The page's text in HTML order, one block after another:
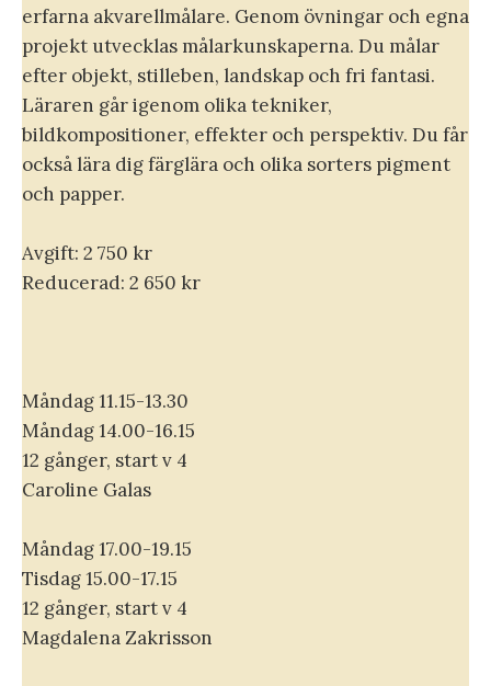
erfarna akvarellmålare. Genom övningar och egna
projekt utvecklas målarkunskaperna. Du målar
efter objekt, stilleben, landskap och fri fantasi.
Läraren går igenom olika tekniker,
bildkompositioner, effekter och perspektiv. Du får
också lära dig färglära och olika sorters pigment
och papper.
Avgift: 2 750 kr
Reducerad: 2 650 kr
Måndag 11.15-13.30
Måndag 14.00-16.15
12 gånger, start v 4
Caroline Galas
Måndag 17.00-19.15
Tisdag 15.00-17.15
12 gånger, start v 4
Magdalena Zakrisson